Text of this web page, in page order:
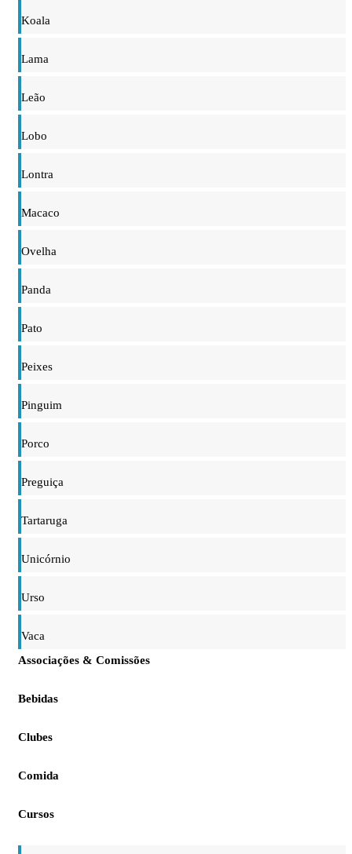
Koala
Lama
Leão
Lobo
Lontra
Macaco
Ovelha
Panda
Pato
Peixes
Pinguim
Porco
Preguiça
Tartaruga
Unicórnio
Urso
Vaca
Associações & Comissões
Bebidas
Clubes
Comida
Cursos